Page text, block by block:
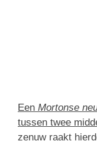
Een Mortonse
tussen twee
zenuw raakt